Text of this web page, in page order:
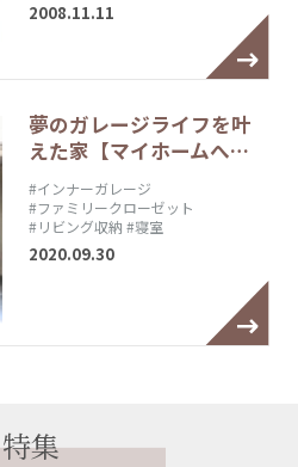
2008.11.11
夢のガレージライフを叶
えた家【マイホームへ…
#インナーガレージ
#ファミリークローゼット
#リビング収納 #寝室
2020.09.30
特集